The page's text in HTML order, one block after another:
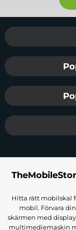
Sidfot
Hitta rätt mobilskal
mobil. Förvara
skärmen med
multimediemaskin